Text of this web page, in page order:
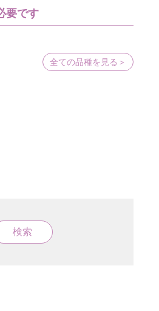
要です
全ての品種を見る＞